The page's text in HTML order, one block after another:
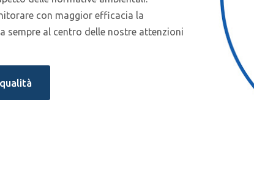
con maggior efficacia la
sempre al centro delle nostre attenzioni